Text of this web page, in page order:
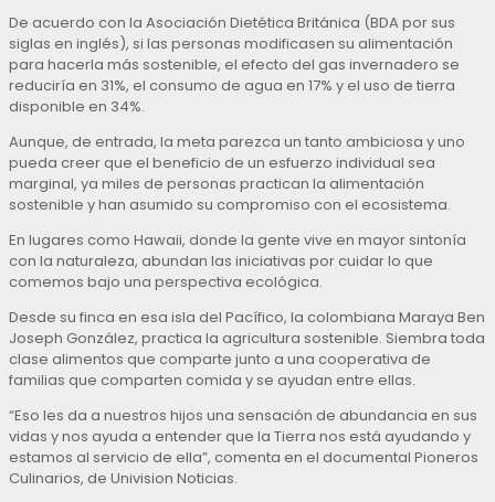
De acuerdo con la Asociación Dietética Británica (BDA por sus
siglas en inglés), si las personas modificasen su alimentación
para hacerla más sostenible, el efecto del gas invernadero se
reduciría en 31%, el consumo de agua en 17% y el uso de tierra
disponible en 34%.
Aunque, de entrada, la meta parezca un tanto ambiciosa y uno
pueda creer que el beneficio de un esfuerzo individual sea
marginal, ya miles de personas practican la alimentación
sostenible y han asumido su compromiso con el ecosistema.
En lugares como Hawaii, donde la gente vive en mayor sintonía
con la naturaleza, abundan las iniciativas por cuidar lo que
comemos bajo una perspectiva ecológica.
Desde su finca en esa isla del Pacífico, la colombiana Maraya Ben
Joseph González, practica la agricultura sostenible. Siembra toda
clase alimentos que comparte junto a una cooperativa de
familias que comparten comida y se ayudan entre ellas.
“Eso les da a nuestros hijos una sensación de abundancia en sus
vidas y nos ayuda a entender que la Tierra nos está ayudando y
estamos al servicio de ella”, comenta en el documental Pioneros
Culinarios, de Univision Noticias.